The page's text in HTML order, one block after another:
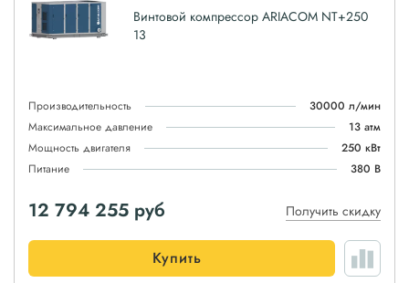
Винтовой компрессор ARIACOM NT+250
13
Производительность
30000 л/мин
Максимальное давление
13 атм
Мощность двигателя
250 кВт
Питание
380 В
12 794 255 руб Получить скидку
Купить